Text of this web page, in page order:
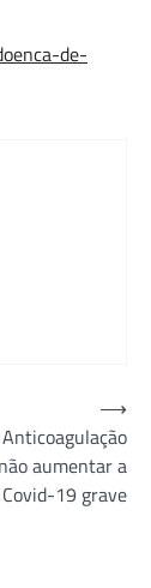
de-
aumentar a
19 grave
⟶